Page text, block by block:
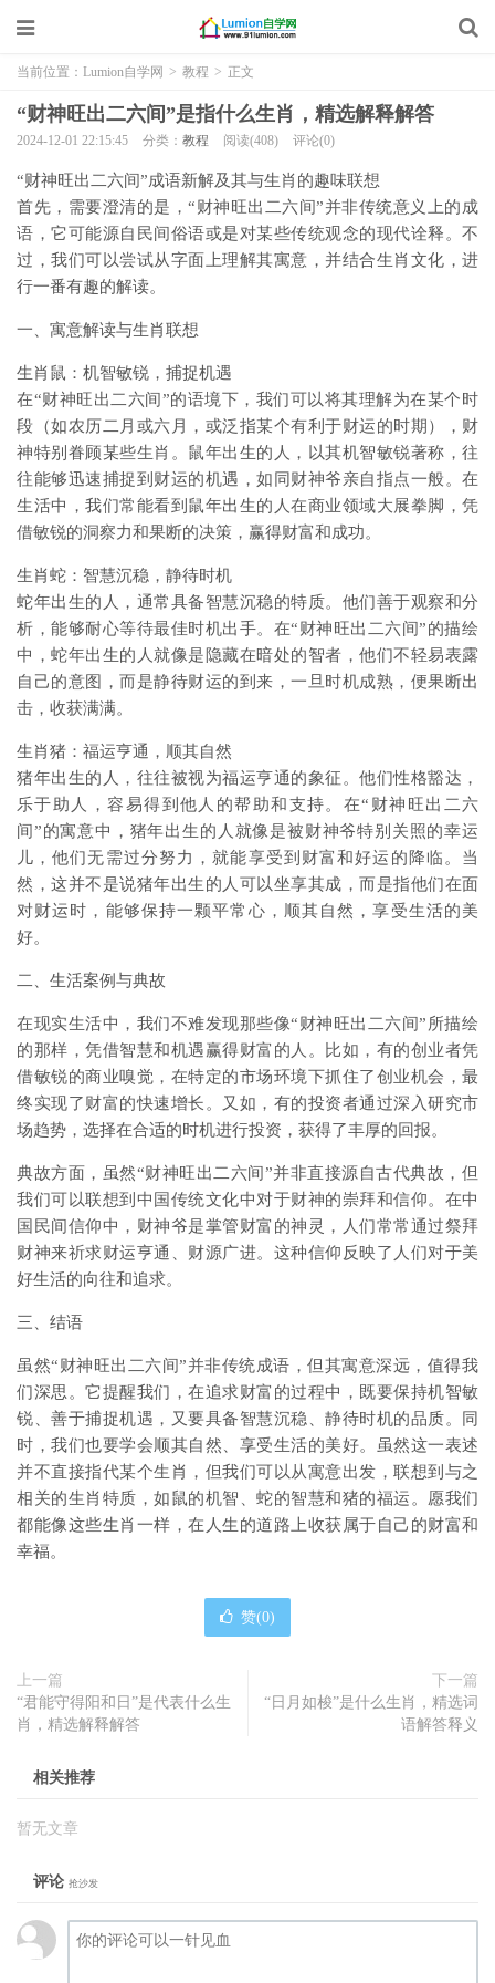
当前位置： Lumion自学网 > 教程 > 正文
“财神旺出二六间”是指什么生肖，精选解释解答
2024-12-01 22:15:45 分类： 教程 阅读(408) 评论(0)
“财神旺出二六间”成语新解及其与生肖的趣味联想
首先，需要澄清的是，“财神旺出二六间”并非传统意义上的成
语，它可能源自民间俗语或是对某些传统观念的现代诠释。不
过，我们可以尝试从字面上理解其寓意，并结合生肖文化，进
行一番有趣的解读。
一、寓意解读与生肖联想
生肖鼠：机智敏锐，捕捉机遇
在“财神旺出二六间”的语境下，我们可以将其理解为在某个时
段（如农历二月或六月，或泛指某个有利于财运的时期），财
神特别眷顾某些生肖。鼠年出生的人，以其机智敏锐著称，往
往能够迅速捕捉到财运的机遇，如同财神爷亲自指点一般。在
生活中，我们常能看到鼠年出生的人在商业领域大展拳脚，凭
借敏锐的洞察力和果断的决策，赢得财富和成功。
生肖蛇：智慧沉稳，静待时机
蛇年出生的人，通常具备智慧沉稳的特质。他们善于观察和分
析，能够耐心等待最佳时机出手。在“财神旺出二六间”的描绘
中，蛇年出生的人就像是隐藏在暗处的智者，他们不轻易表露
自己的意图，而是静待财运的到来，一旦时机成熟，便果断出
击，收获满满。
生肖猪：福运亨通，顺其自然
猪年出生的人，往往被视为福运亨通的象征。他们性格豁达，
乐于助人，容易得到他人的帮助和支持。在“财神旺出二六
间”的寓意中，猪年出生的人就像是被财神爷特别关照的幸运
儿，他们无需过分努力，就能享受到财富和好运的降临。当
然，这并不是说猪年出生的人可以坐享其成，而是指他们在面
对财运时，能够保持一颗平常心，顺其自然，享受生活的美
好。
二、生活案例与典故
在现实生活中，我们不难发现那些像“财神旺出二六间”所描绘
的那样，凭借智慧和机遇赢得财富的人。比如，有的创业者凭
借敏锐的商业嗅觉，在特定的市场环境下抓住了创业机会，最
终实现了财富的快速增长。又如，有的投资者通过深入研究市
场趋势，选择在合适的时机进行投资，获得了丰厚的回报。
典故方面，虽然“财神旺出二六间”并非直接源自古代典故，但
我们可以联想到中国传统文化中对于财神的崇拜和信仰。在中
国民间信仰中，财神爷是掌管财富的神灵，人们常常通过祭拜
财神来祈求财运亨通、财源广进。这种信仰反映了人们对于美
好生活的向往和追求。
三、结语
虽然“财神旺出二六间”并非传统成语，但其寓意深远，值得我
们深思。它提醒我们，在追求财富的过程中，既要保持机智敏
锐、善于捕捉机遇，又要具备智慧沉稳、静待时机的品质。同
时，我们也要学会顺其自然、享受生活的美好。虽然这一表述
并不直接指代某个生肖，但我们可以从寓意出发，联想到与之
相关的生肖特质，如鼠的机智、蛇的智慧和猪的福运。愿我们
都能像这些生肖一样，在人生的道路上收获属于自己的财富和
幸福。
赞(0)
上一篇
“君能守得阳和日”是代表什么生
肖，精选解释解答
下一篇
“日月如梭”是什么生肖，精选词
语解答释义
相关推荐
暂无文章
评论 抢沙发